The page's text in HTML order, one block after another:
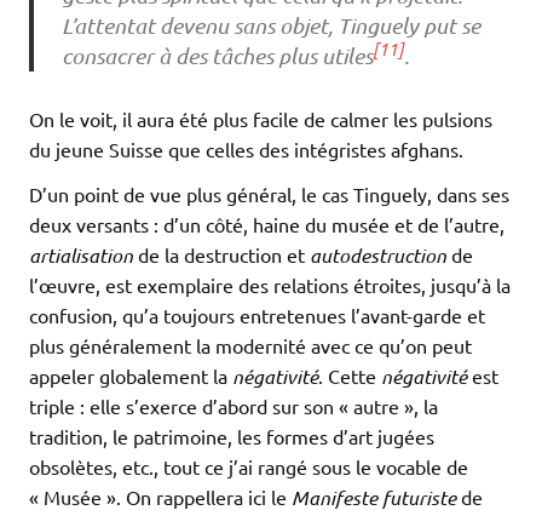
L’attentat devenu sans objet, Tinguely put se
consacrer à des tâches plus utiles[11].
On le voit, il aura été plus facile de calmer les pulsions
du jeune Suisse que celles des intégristes afghans.
D’un point de vue plus général, le cas Tinguely, dans ses
deux versants : d’un côté, haine du musée et de l’autre,
artialisation de la destruction et autodestruction de
l’œuvre, est exemplaire des relations étroites, jusqu’à la
confusion, qu’a toujours entretenues l’avant-garde et
plus généralement la modernité avec ce qu’on peut
appeler globalement la négativité. Cette négativitéest
triple : elle s’exerce d’abord sur son « autre », la
tradition, le patrimoine, les formes d’art jugées
obsolètes, etc., tout ce j’ai rangé sous le vocable de
« Musée ». On rappellera ici le Manifeste futuristede